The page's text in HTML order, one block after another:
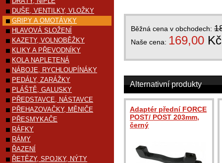
Běžná cena v obchodech:
Naše cena: 169,00 Kč
Alternativní produkty
Adaptér přední FORCE
POST/ POST 203mm,
černý
DUŠE, VENTILKY, VLOŽKY
GRIPY A OMOTÁVKY
HLAVOVÁ SLOŽENÍ
KAZETY, VOLNOBĚŽKY
KLIKY A PŘEVODNÍKY
KOLA NAPLETENÁ
NÁBOJE, RYCHLOUPÍNÁKY
PEDÁLY, ZARÁŽKY
PLÁŠTĚ, GALUSKY
PŘEDSTAVCE, NÁSTAVCE
PŘEHAZOVAČKY, MĚNIČE
PŘESMYKAČE
RÁFKY
RÁMY
ŘAZENÍ
ŘETĚZY, SPOJKY, NÝTY